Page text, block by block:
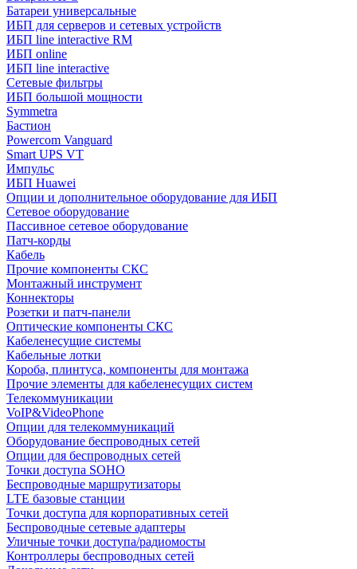
Батареи универсальные
ИБП для серверов и сетевых устройств
ИБП line interactive RM
ИБП online
ИБП linе interactive
Сетевые фильтры
ИБП большой мощности
Symmetra
Бастион
Powercom Vanguard
Smart UPS VT
Импульс
ИБП Huawei
Опции и дополнительное оборудование для ИБП
Сетевое оборудование
Пассивное сетевое оборудование
Патч-корды
Кабель
Прочие компоненты СКС
Монтажный инструмент
Коннекторы
Розетки и патч-панели
Оптические компоненты СКС
Кабеленесущие системы
Кабельные лотки
Короба, плинтуса, компоненты для монтажа
Прочие элементы для кабеленесущих систем
Телекоммуникации
VoIP&VideoPhone
Опции для телекоммуникаций
Оборудование беспроводных сетей
Опции для беспроводных сетей
Точки доступа SOHO
Беспроводные маршрутизаторы
LTE базовые станции
Точки доступа для корпоративных сетей
Беспроводные сетевые адаптеры
Уличные точки доступа/радиомосты
Контроллеры беспроводных сетей